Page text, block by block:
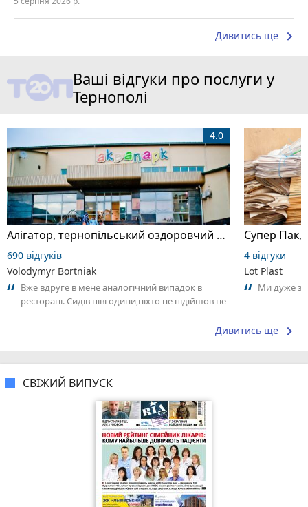
Дивитись ще keyboard_arrow_right
Ваші відгуки про послуги у
Тернополі
Алігатор, тернопільський оздоровчий комплекс
4.0
690 відгуків
Volodymyr Bortniak
Вже вдруге в мене аналогічний випадок в
ресторані. Сидів півгодини,ніхто не підійшов не
Супер Пак,
4 відгуки
Lot Plast
Ми дуже
Дивитись ще keyboard_arrow_right
СВІЖИЙ ВИПУСК